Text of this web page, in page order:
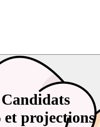
et projections